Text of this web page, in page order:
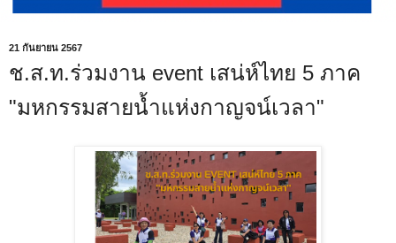
21 กันยายน 2567
ช.ส.ท.ร่วมงาน event เสน่ห์ไทย 5 ภาค
"มหกรรมสายน้ำแห่งกาญจน์เวลา"